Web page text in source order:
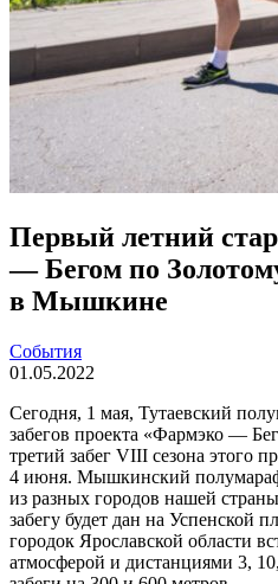
Первый летний
— Бегом по
в Мышкине
События
01.05.2022
Сегодня, 1 мая, Тутаевский
забегов проекта «Фармэко —
третий забег VIII сезона этого
4 июня. Мышкинский
из разных городов нашей
забегу будет дан на
городок Ярославской области
атмосферой и дистанциями 3,